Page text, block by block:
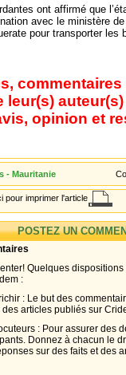
ont affirmé que
avec le ministère
pour transporter les
leur(s)
opinion et
- Mauritanie
pour imprimer l'article
POSTEZ UN
Quelques
:
: Le but des
articles publiés sur
: Pour assurer des
Donnez à chacun le
sur des faits et des